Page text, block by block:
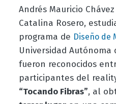
Andrés Mauricio
Catalina Rosero,
programa de Diseño de
Universidad Autónoma
fueron reconocidos
participantes del
“Tocando Fibras”, al